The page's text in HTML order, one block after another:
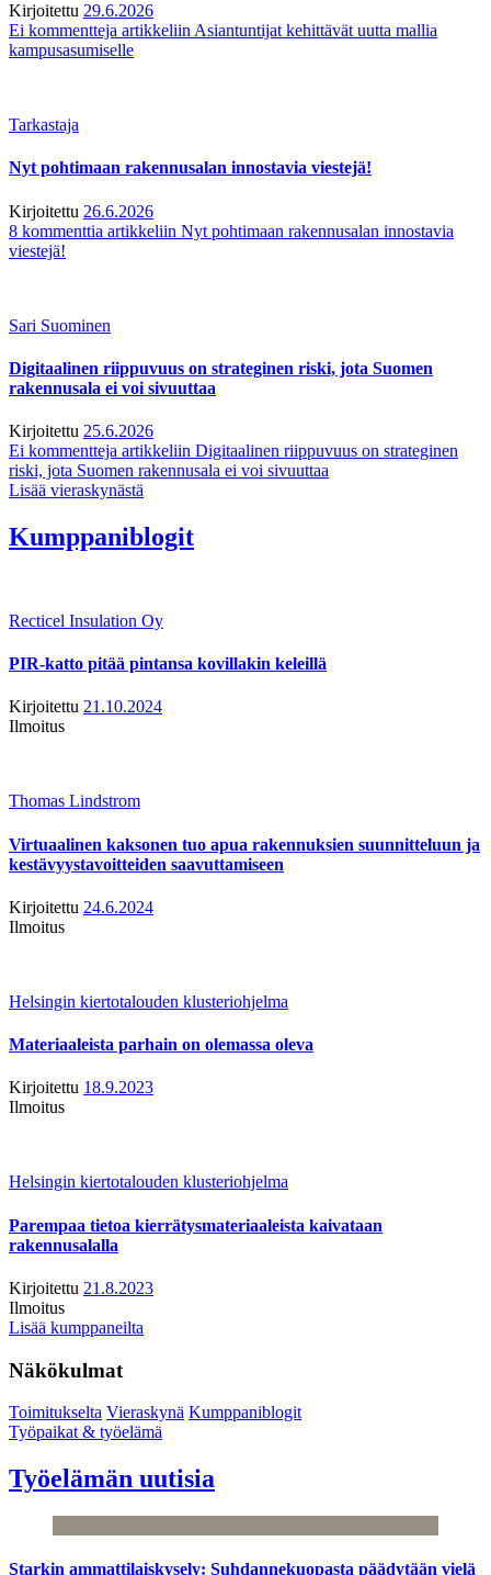
Kirjoitettu 29.6.2026
Ei kommentteja artikkeliin Asiantuntijat kehittävät uutta mallia
kampusasumiselle
Tarkastaja
Nyt pohtimaan rakennusalan innostavia viestejä!
Kirjoitettu 26.6.2026
8 kommenttia artikkeliin Nyt pohtimaan rakennusalan innostavia
viestejä!
Sari Suominen
Digitaalinen riippuvuus on strateginen riski, jota Suomen
rakennusala ei voi sivuuttaa
Kirjoitettu 25.6.2026
Ei kommentteja artikkeliin Digitaalinen riippuvuus on strateginen
riski, jota Suomen rakennusala ei voi sivuuttaa
Lisää vieraskynästä
Kumppaniblogit
Recticel Insulation Oy
PIR-katto pitää pintansa kovillakin keleillä
Kirjoitettu 21.10.2024
Ilmoitus
Thomas Lindstrom
Virtuaalinen kaksonen tuo apua rakennuksien suunnitteluun ja
kestävyystavoitteiden saavuttamiseen
Kirjoitettu 24.6.2024
Ilmoitus
Helsingin kiertotalouden klusteriohjelma
Materiaaleista parhain on olemassa oleva
Kirjoitettu 18.9.2023
Ilmoitus
Helsingin kiertotalouden klusteriohjelma
Parempaa tietoa kierrätysmateriaaleista kaivataan
rakennusalalla
Kirjoitettu 21.8.2023
Ilmoitus
Lisää kumppaneilta
Näkökulmat
Toimitukselta Vieraskynä Kumppaniblogit
Työpaikat & työelämä
Työelämän uutisia
Starkin ammattilaiskysely: Suhdannekuopasta päädytään vielä